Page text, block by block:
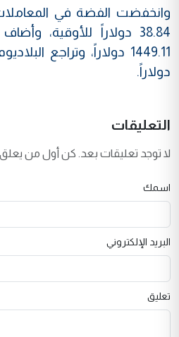
دولاراً.
التعليقات
لا توجد تعليقات بعد. كن أول من
اسمك
البريد الإلكتروني
تعليق